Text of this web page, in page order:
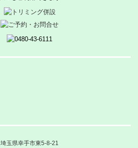
埼玉県幸手市東5-8-21